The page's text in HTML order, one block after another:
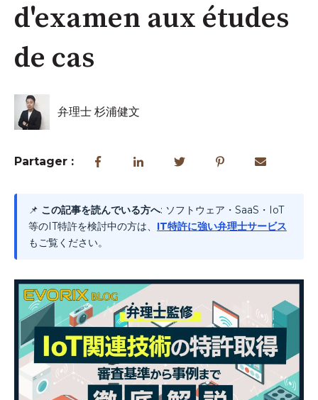
d'examen aux études
de cas
弁理士 杉浦健文
Partager :
📌 この記事を読んでいる方へ: ソフトウェア・SaaS・IoT
等のIT特許を検討中の方は、 IT特許に強い弁理士サービス
もご覧ください。